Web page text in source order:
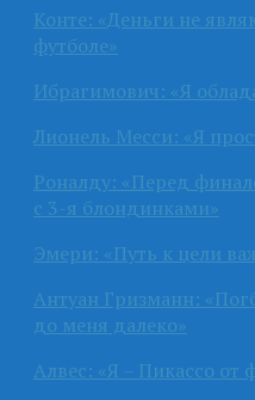
Конте: «Деньги не
футболе»
Ибрагимович: «Я
Лионель Месси: «Я
Роналду: «Перед
с 3-я блондинками»
Эмери: «Путь к цели
Антуан Гризманн:
до меня далеко»
Алвес: «Я – Пикассо от